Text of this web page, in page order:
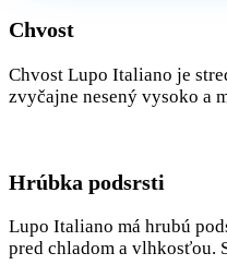
Chvost
Chvost Lupo Italiano je
zvyčajne nesený vysoko a
Hrúbka podsrsti
Lupo Italiano má hrubú
pred chladom a vlhkosťou.